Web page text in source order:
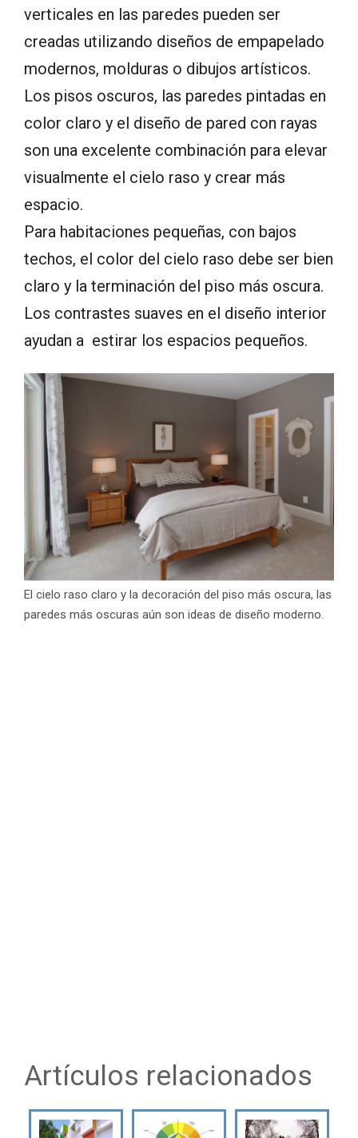
verticales en las paredes pueden ser
creadas utilizando diseños de empapelado
modernos, molduras o dibujos artísticos.
Los pisos oscuros, las paredes pintadas en
color claro y el diseño de pared con rayas
son una excelente combinación para elevar
visualmente el cielo raso y crear más
espacio.
Para habitaciones pequeñas, con bajos
techos, el color del cielo raso debe ser bien
claro y la terminación del piso más oscura.
Los contrastes suaves en el diseño interior
ayudan a estirar los espacios pequeños.
El cielo raso claro y la decoración del piso más oscura, las
paredes más oscuras aún son ideas de diseño moderno.
Artículos relacionados